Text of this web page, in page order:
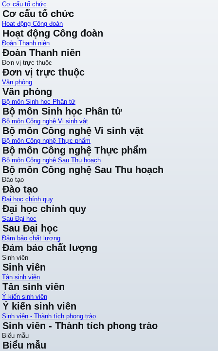
Cơ cấu tổ chức
Cơ cấu tổ chức
Hoạt động Công đoàn
Hoạt động Công đoàn
Đoàn Thanh niên
Đoàn Thanh niên
Đơn vị trực thuộc
Đơn vị trực thuộc
Văn phòng
Văn phòng
Bộ môn Sinh học Phân tử
Bộ môn Sinh học Phân tử
Bộ môn Công nghệ Vi sinh vật
Bộ môn Công nghệ Vi sinh vật
Bộ môn Công nghệ Thực phẩm
Bộ môn Công nghệ Thực phẩm
Bộ môn Công nghệ Sau Thu hoạch
Bộ môn Công nghệ Sau Thu hoạch
Đào tạo
Đào tạo
Đại học chính quy
Đại học chính quy
Sau Đại học
Sau Đại học
Đảm bảo chất lượng
Đảm bảo chất lượng
Sinh viên
Sinh viên
Tân sinh viên
Tân sinh viên
Ý kiến sinh viên
Ý kiến sinh viên
Sinh viên - Thành tích phong trào
Sinh viên - Thành tích phong trào
Biểu mẫu
Biểu mẫu